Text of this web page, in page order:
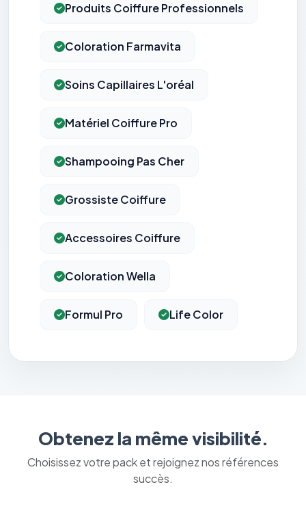
Produits Coiffure Professionnels
Coloration Farmavita
Soins Capillaires L'oréal
Matériel Coiffure Pro
Shampooing Pas Cher
Grossiste Coiffure
Accessoires Coiffure
Coloration Wella
Formul Pro Life Color
Obtenez la même visibilité.
Choisissez votre pack et rejoignez nos références
succès.